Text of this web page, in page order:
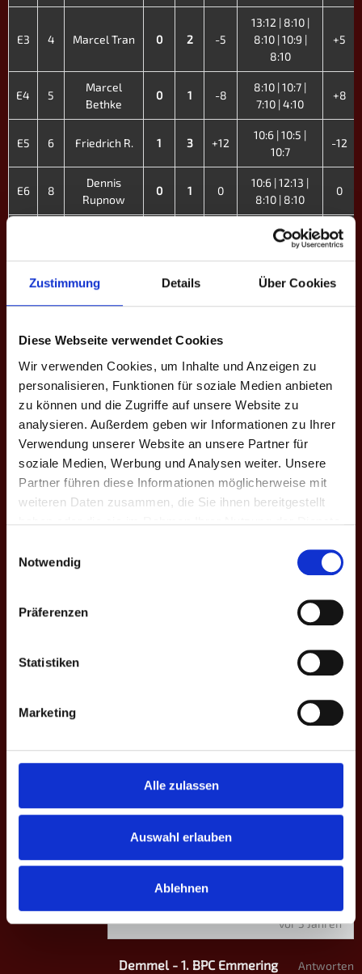
Zustimmung Details Über Cookies
Diese Webseite verwendet Cookies
Wir verwenden Cookies, um Inhalte und Anzeigen zu
personalisieren, Funktionen für soziale Medien anbieten
zu können und die Zugriffe auf unsere Website zu
analysieren. Außerdem geben wir Informationen zu Ihrer
Verwendung unserer Website an unsere Partner für
soziale Medien, Werbung und Analysen weiter. Unsere
Partner führen diese Informationen möglicherweise mit
weiteren Daten zusammen, die Sie ihnen bereitgestellt
Notwendig
Präferenzen
Statistiken
Marketing
Alle zulassen
Auswahl erlauben
Ablehnen
E3 4 Marcel Tran 0 2 -5
13:12 | 8:10 |
8:10 | 10:9 |
8:10
+5
E4 5
Marcel
Bethke
0 1 -8
8:10 | 10:7 |
7:10 | 4:10
+8
E5 6 Friedrich R. 1 3 +12
10:6 | 10:5 |
10:7
-12
E6 8
Dennis
Rupnow
0 1 0
10:6 | 12:13 |
8:10 | 8:10
0
10:9 | 22:20 |
10:8
-3
E8 16
Henriette
Bethke
0
6:10 | 6:10 |
+12
DOPPEL-MATCHES
M # Spieler MP GP CD Game-Scores CD
D1
5
Christopher
Wolf
Friedrich R.
0 0 -6
8:10
Jan
3
7:10 | 9:10 |
+5
D4
8
+9
Demmel - 1. BPC Emmering
vor 5 Jahren
Alle Spiele am 27. 02. Nachmittags.
Uhrzeit und evtl Stream wird noch
Demmel - 1. BPC Emmering Antworten